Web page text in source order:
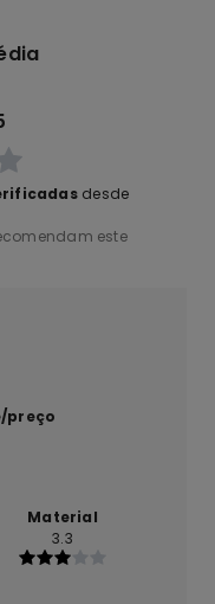
desde
este
preço
Material
3.3